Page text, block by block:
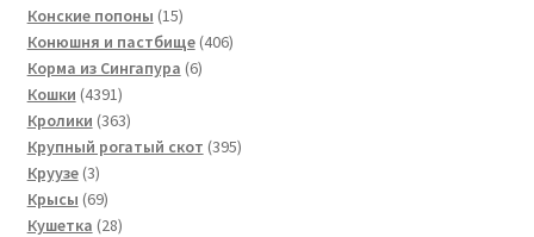
товаров
Конские попоны 1515
товаров
Конюшня и пастбище 406406
Корма из Сингапура 66
Кошки 43914391
товар
Кролики 363363
товара
Крупный рогатый скот 395395
Круузе 33
товара
Крысы 6969
товаров
Кушетка 2828